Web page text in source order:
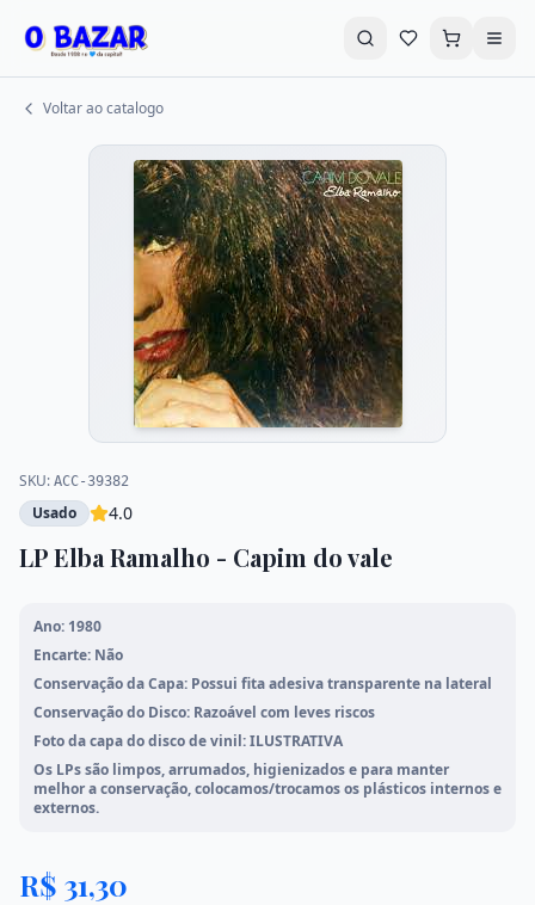
Promoções Destaques
Explorar Categorias
Livros em Promoção CD's e DVD's
Autoajuda
Infantil
História e Política
Mato Grosso
Ver todos os livros
Início
Voltar ao catalogo
SKU: ACC-39382
Usado 4.0
LP Elba Ramalho - Capim do vale
Ano: 1980
Encarte: Não
Conservação da Capa: Possui fita adesiva transparente na lateral
Conservação do Disco: Razoável com leves riscos
Foto da capa do disco de vinil: ILUSTRATIVA
Os LPs são limpos, arrumados, higienizados e para manter
melhor a conservação, colocamos/trocamos os plásticos internos e
externos.
R$ 31,30